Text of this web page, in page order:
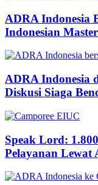
ADRA Indonesia
Indonesian
ADRA Indonesia
Diskusi Siaga
Speak Lord:
Pelayanan Lewat